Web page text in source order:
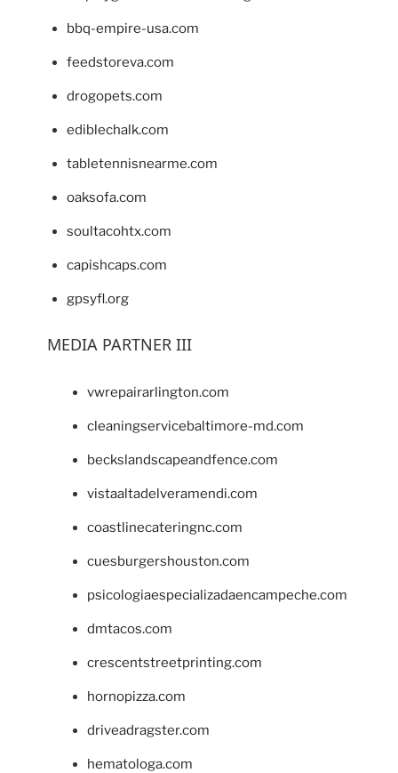
bbq-empire-usa.com
feedstoreva.com
drogopets.com
ediblechalk.com
tabletennisnearme.com
oaksofa.com
soultacohtx.com
capishcaps.com
gpsyfl.org
MEDIA PARTNER III
vwrepairarlington.com
cleaningservicebaltimore-md.com
beckslandscapeandfence.com
vistaaltadelveramendi.com
coastlinecateringnc.com
cuesburgershouston.com
psicologiaespecializadaencampeche.com
dmtacos.com
crescentstreetprinting.com
hornopizza.com
driveadragster.com
hematologa.com